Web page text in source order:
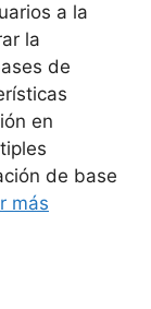
a la
la
de
en
de base
más